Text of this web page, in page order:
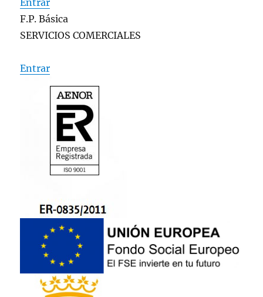
F.P. Básica
SERVICIOS COMERCIALES
Entrar